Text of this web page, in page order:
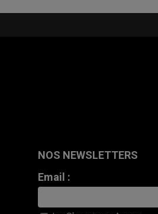
NOS NEWSLETTERS
Email :